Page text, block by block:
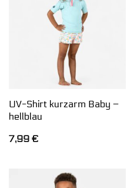
UV-Shirt kurzarm Baby –
hellblau
7,99 €